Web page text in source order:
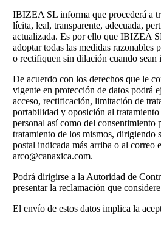
IBIZEA SL informa que procederá a
lícita, leal, transparente, adecuada,
actualizada. Es por ello que IBIZEA
adoptar todas las medidas razonables
o rectifiquen sin dilación cuando sean
De acuerdo con los derechos que le
vigente en protección de datos podrá
acceso, rectificación, limitación de
portabilidad y oposición al tratamiento
personal así como del consentimiento
tratamiento de los mismos, dirigiendo
postal indicada más arriba o al correo
arco@canaxica.com.
Podrá dirigirse a la Autoridad de
presentar la reclamación que
El envío de estos datos implica la